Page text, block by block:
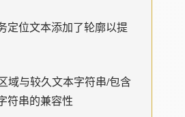
定位文本添加了轮廓以提
域与较久文本字符串/包含
符串的兼容性